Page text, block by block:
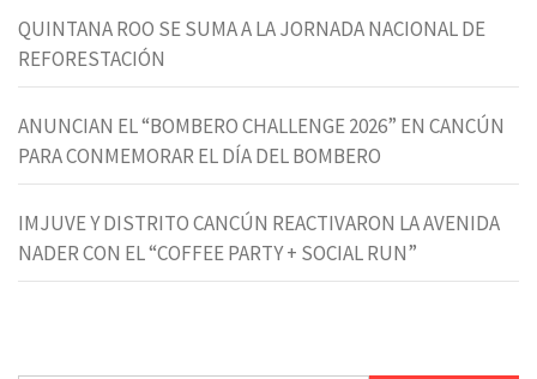
QUINTANA ROO SE SUMA A LA JORNADA NACIONAL DE
REFORESTACIÓN
ANUNCIAN EL “BOMBERO CHALLENGE 2026” EN CANCÚN
PARA CONMEMORAR EL DÍA DEL BOMBERO
IMJUVE Y DISTRITO CANCÚN REACTIVARON LA AVENIDA
NADER CON EL “COFFEE PARTY + SOCIAL RUN”